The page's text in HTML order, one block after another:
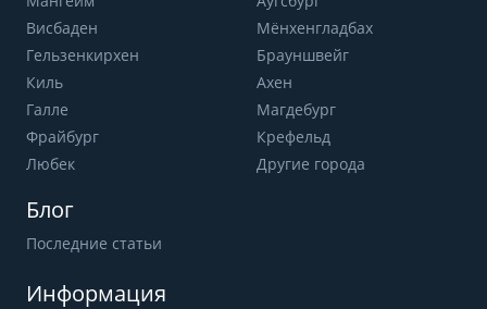
Висбаден
Мёнхенгладбах
Гельзенкирхен
Брауншвейг
Киль
Ахен
Галле
Магдебург
Фрайбург
Крефельд
Любек
Другие города
Блог
Последние статьи
Информация